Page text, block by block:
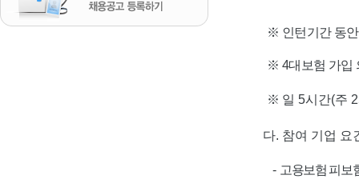
※ 인턴기간 동
※4대보험 가입
※ 일5시간(주
다. 참여 기업 요
- 고용보험 피보